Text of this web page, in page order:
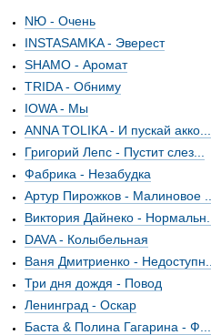
NЮ - Очень
INSTASAMKA - Эверест
SHAMO - Аромат
TRIDA - Обниму
IOWA - Мы
ANNA TOLIKA - И пускай акко...
Григорий Лепс - Пустит слез...
Фабрика - Незабудка
Артур Пирожков - Малиновое ...
Виктория Дайнеко - Нормальн...
DAVA - Колыбельная
Ваня Дмитриенко - Недоступн...
Три дня дождя - Повод
Ленинград - Оскар
Баста & Полина Гагарина - Ф...